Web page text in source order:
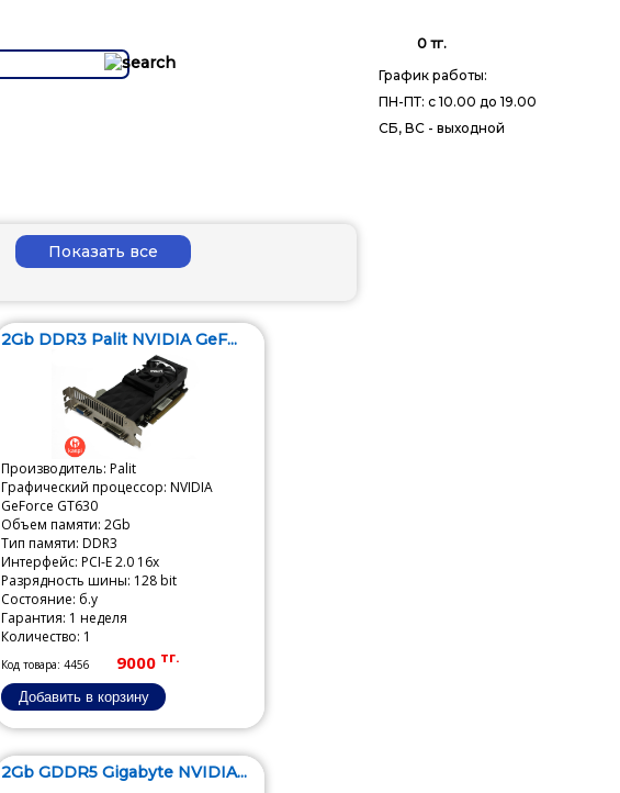
0 тг.
График работы:
ПН-ПТ: с 10.00 до 19.00
СБ, ВС - выходной
2Gb DDR3 Palit NVIDIA GeF...
Производитель: Palit
Графический процессор: NVIDIA
GeForce GT630
Объем памяти: 2Gb
Тип памяти: DDR3
Интерфейс: PCI-E 2.0 16x
Разрядность шины: 128 bit
Состояние: б.у
Гарантия: 1 неделя
Количество: 1
Код товара: 4456 9000 тг.
2Gb GDDR5 Gigabyte NVIDIA...